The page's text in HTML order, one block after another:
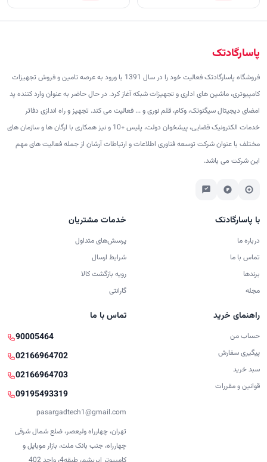
پاسارگادتک
فروشگاه پاسارگادتک فعالیت خود را در سال 1391 با ورود به عرصه تامین و فروش تجهیزات
کامپیوتری، ماشین های اداری و تجهیزات شبکه آغاز کرد. در حال حاضر به عنوان وارد کننده پد
امضای دیجیتال سیگنوتک، وکام، قلم نوری و ... فعالیت می کند. تجهیز و راه اندازی دفاتر
خدمات الکترونیک قضایی، پیشخوان دولت، پلیس +10 و نیز همکاری با ارگان ها و سازمان های
مختلف با عنوان شرکت توسعه فناوری اطلاعات و ارتباطات آرشان از جمله فعالیت های مهم
این شرکت می باشد.
با پاسارگادتک
درباره ما
تماس با ما
برندها
مجله
خدمات مشتریان
پرسش‌های متداول
شرایط ارسال
رویه بازگشت کالا
گارانتی
راهنمای خرید
حساب من
پیگیری سفارش
سبد خرید
قوانین و مقررات
تماس با ما
90005464
02166964702
02166964703
09195493319
pasargadtech1@gmail.com
تهران، چهارراه ولیعصر، ضلع شمال شرقی
چهارراه، جنب بانک ملت، بازار موبایل و